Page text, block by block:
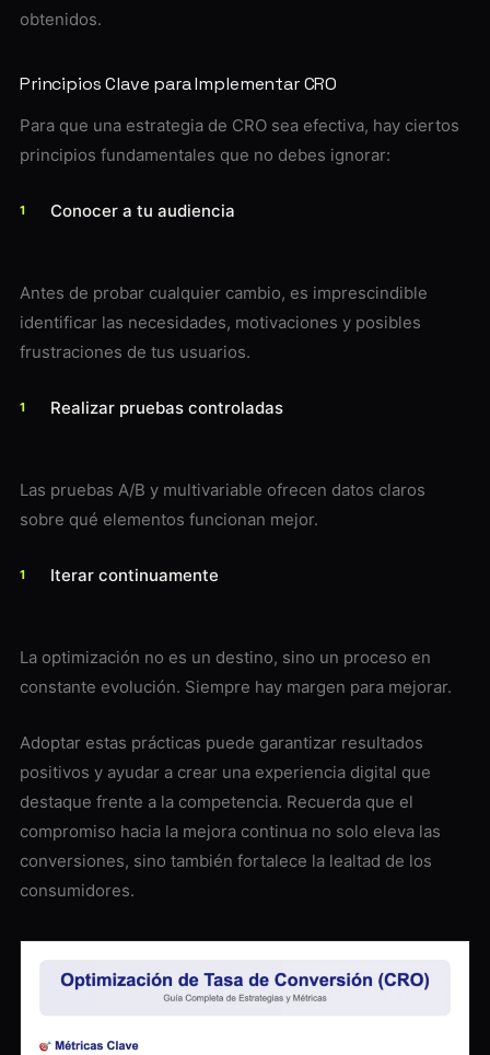
obtenidos.
Principios Clave para Implementar CRO
Para que una estrategia de CRO sea efectiva, hay ciertos
principios fundamentales que no debes ignorar:
Conocer a tu audiencia
Antes de probar cualquier cambio, es imprescindible
identificar las necesidades, motivaciones y posibles
frustraciones de tus usuarios.
Realizar pruebas controladas
Las pruebas A/B y multivariable ofrecen datos claros
sobre qué elementos funcionan mejor.
Iterar continuamente
La optimización no es un destino, sino un proceso en
constante evolución. Siempre hay margen para mejorar.
Adoptar estas prácticas puede garantizar resultados
positivos y ayudar a crear una experiencia digital que
destaque frente a la competencia. Recuerda que el
compromiso hacia la mejora continua no solo eleva las
conversiones, sino también fortalece la lealtad de los
consumidores.